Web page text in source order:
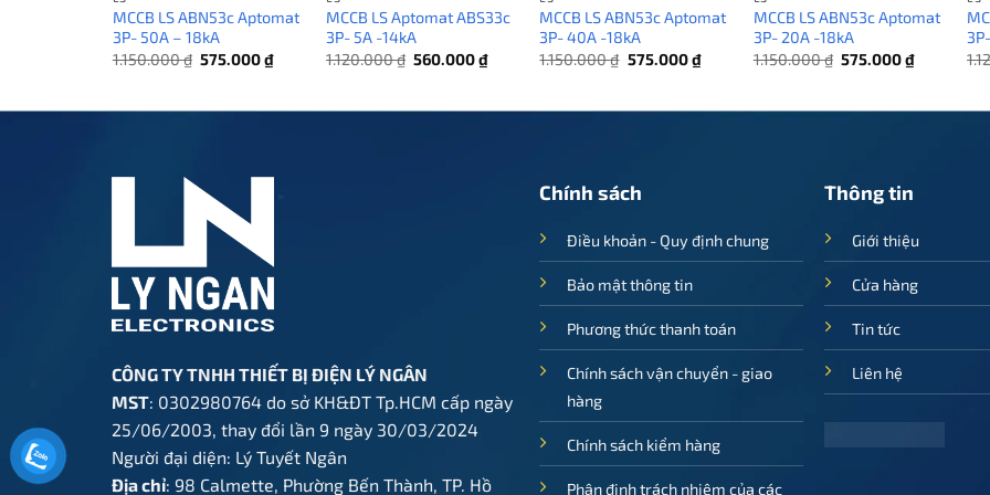
MCCB LS ABN53c Aptomat
3P- 50A – 18kA
1.150.000₫ Giá
575.000₫Giá
MCCB LS Aptomat ABS33c
3P- 5A -14kA
1.120.000₫ Giá
560.000₫Giá
MCCB LS ABN53c Aptomat
3P- 40A -18kA
1.150.000₫ Giá
575.000₫Giá
hiện
MCCB LS ABN53c Aptomat
3P- 20A -18kA
1.150.000₫ Giá
575.000₫Giá
CÔNG TY TNHH THIẾT BỊ ĐIỆN LÝ NGÂN
MST: 0302980764 do sở KH&ĐT Tp.HCM cấp ngày
25/06/2003, thay đổi lần 9 ngày 30/03/2024
Người đại diện: Lý Tuyết Ngân
Địa chỉ: 98 Calmette, Phường Bến Thành, TP. Hồ
Chính sách
Điều khoản - Quy định chung
Bảo mật thông tin
Phương thức thanh toán
Chính sách vận chuyển - giao
hàng
Chính sách kiểm hàng
Phân định trách nhiệm của các
Thông tin
Giới thiệu
Cửa hàng
Tin tức
Liên hệ